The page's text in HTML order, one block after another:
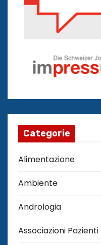
Categorie
Alimentazione
Ambiente
Andrologia
Associazioni Pazienti